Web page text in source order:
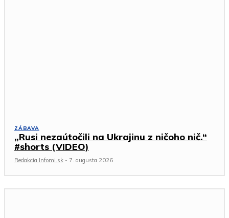
ZÁBAVA
„Rusi nezaútočili na Ukrajinu z ničoho nič.“
#shorts (VIDEO)
Redakcia Infomi.sk - 7. augusta 2026